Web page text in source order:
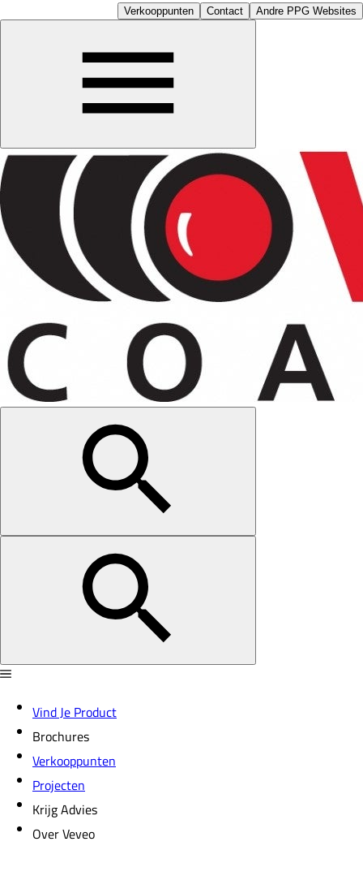
Verkooppunten Contact Andre PPG Websites
Vind Je Product
Brochures
Verkooppunten
Projecten
Krijg Advies
Over Veveo